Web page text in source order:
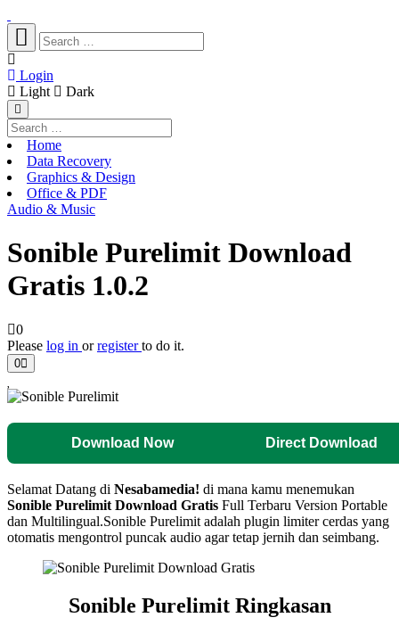
Login
Light
Dark
Home
Data Recovery
Graphics & Design
Office & PDF
Audio & Music
Sonible Purelimit Download
Gratis 1.0.2
0
Please log in orregisterto do it.
0
Download Now Direct Download
Selamat Datang di Nesabamedia! di mana kamu menemukan
Sonible Purelimit Download Gratis Full Terbaru Version Portable
dan Multilingual.Sonible Purelimit adalah plugin limiter cerdas yang
otomatis mengontrol puncak audio agar tetap jernih dan seimbang.
Sonible Purelimit Ringkasan